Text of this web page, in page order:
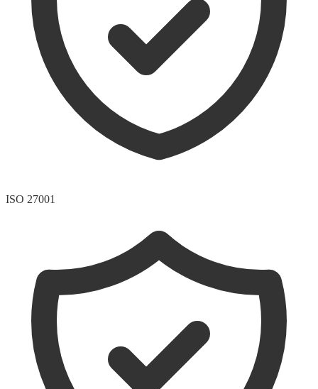
ISO 27001